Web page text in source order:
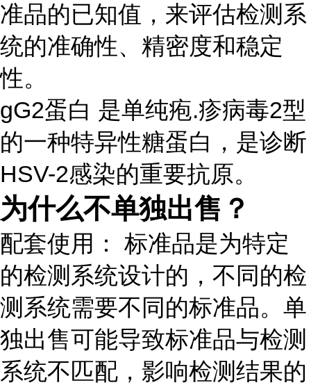
准品的已知值，来评估检测系
统的准确性、精密度和稳定
性。
gG2蛋白 是单纯疱.疹病毒2型
的一种特异性糖蛋白，是诊断
HSV-2感染的重要抗原。
为什么不单独出售？
配套使用： 标准品是为特定
的检测系统设计的，不同的检
测系统需要不同的标准品。单
独出售可能导致标准品与检测
系统不匹配，影响检测结果的